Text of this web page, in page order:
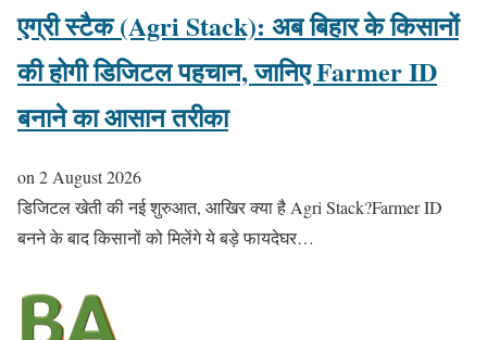
एग्री स्टैक (Agri Stack): अब बिहार के किसानों
की होगी डिजिटल पहचान, जानिए Farmer ID
बनाने का आसान तरीका
on 2 August 2026
डिजिटल खेती की नई शुरुआत, आखिर क्या है Agri Stack?Farmer ID
बनने के बाद किसानों को मिलेंगे ये बड़े फायदेघर…